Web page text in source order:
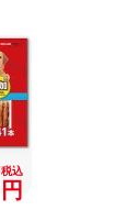
税込
円